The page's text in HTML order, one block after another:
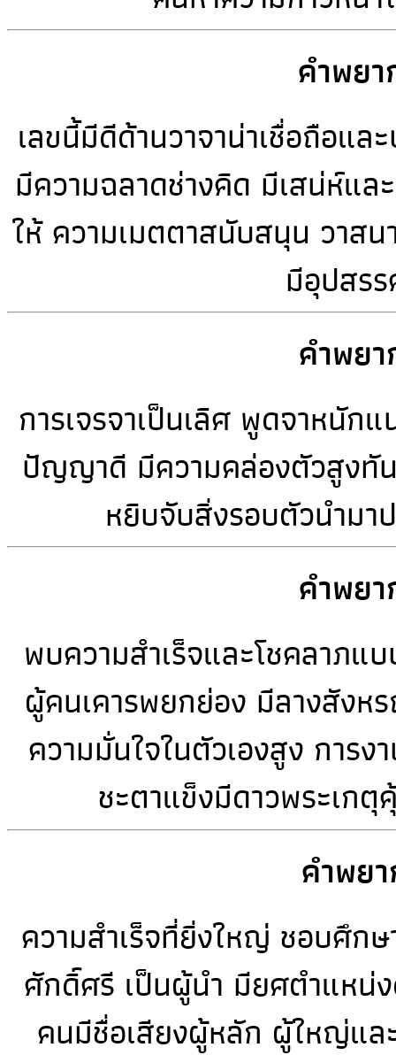
คำพย
เลขนี้มีดีด้านวาจาน่าเชื่อถือแ
มีความฉลาดช่างคิด มีเสน่ห์แ
ให้ ความเมตตาสนับสนุน วาส
มีอุปสร
คำพย
การเจรจาเป็นเลิศ พูดจาหนัก
ปัญญาดี มีความคล่องตัวสูงทัน
หยิบจับสิ่งรอบตัวนำมา
คำพย
พบความสำเร็จและโชคลาภ
ผู้คนเคารพยกย่อง มีลางสัง
ความมั่นใจในตัวเองสูง การ
ชะตาแข็งมีดาวพระเก
คำพย
ความสำเร็จที่ยิ่งใหญ่ ชอบศึก
ศักดิ์ศรี เป็นผู้นำ มียศตำแหน่
คนมีชื่อเสียงผู้หลัก ผู้ใหญ่แล